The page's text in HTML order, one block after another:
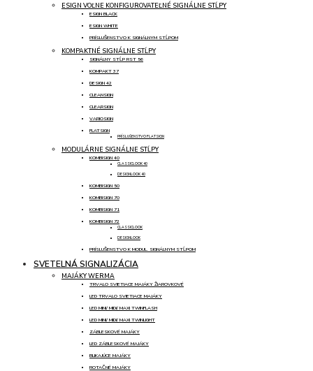
ESIGN VOĽNE KONFIGUROVATEĽNÉ SIGNÁLNE STĹPY
ESIGN BLACK
ESIGN WHITE
PRÍSLUŠENSTVO K SIGNÁLNYM STĹPOM
KOMPAKTNÉ SIGNÁLNE STĹPY
SIGNÁLNY STĹP RST 56
KOMPAKT 37
DESIGN 42
CLEANSIGN
CLEARSIGN
VARIOSIGN
FLATSIGN
PRÍSLUŠENSTVO FLATSIGN
MODULÁRNE SIGNÁLNE STĹPY
KOMBISIGN 40
CLASSICLOOK 40
DESIGNLOOK 40
KOMBISIGN 50
KOMBISIGN 70
KOMBISIGN 71
KOMBISIGN 72
CLASSICLOOK
DESIGNLOOK
PRÍSLUŠENSTVO K MODUL. SIGNÁLNYM STĹPOM
SVETELNÁ SIGNALIZÁCIA
MAJÁKY WERMA
TRVALO SVIETIACE MAJÁKY ŽIAROVKOVÉ
LED TRVALO SVIETIACE MAJÁKY
LED MINI/ MIDI/ MAXI TWINFLASH
LED MINI/ MIDI/ MAXI TWINLIGHT
ZÁBLESKOVÉ MAJÁKY
LED ZÁBLESKOVÉ MAJÁKY
BLIKAJÚCE MAJÁKY
ROTAČNÉ MAJÁKY